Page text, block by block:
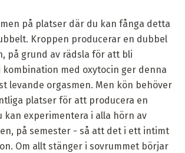
på platser där du kan fånga detta
Kroppen producerar en dubbel
på grund av rädsla för att bli
kombination med oxytocin ger denna
levande orgasmen. Men kön behöver
platser för att producera en
kan experimentera i alla hörn av
på semester - så att det i ett intimt
Om allt stänger i sovrummet börjar